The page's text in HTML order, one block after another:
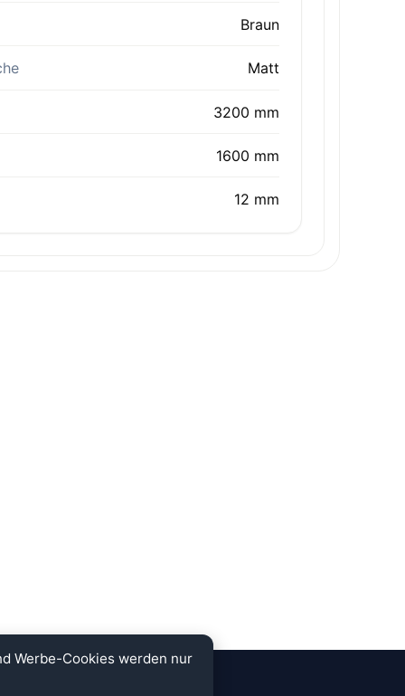
Braun
Matt
3200 mm
1600 mm
12 mm
Werbe-Cookies werden nur